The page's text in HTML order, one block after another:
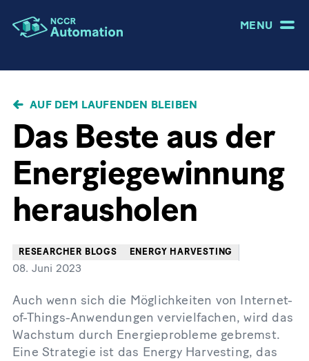
MENU
PFADNAVIGATION
AUF DEM LAUFENDEN BLEIBEN
Das Beste aus der
Energiegewinnung
herausholen
RESEARCHER BLOGS ENERGY HARVESTING
08. Juni 2023
Auch wenn sich die Möglichkeiten von Internet-
of-Things-Anwendungen vervielfachen, wird das
Wachstum durch Energieprobleme gebremst.
Eine Strategie ist das Energy Harvesting, das